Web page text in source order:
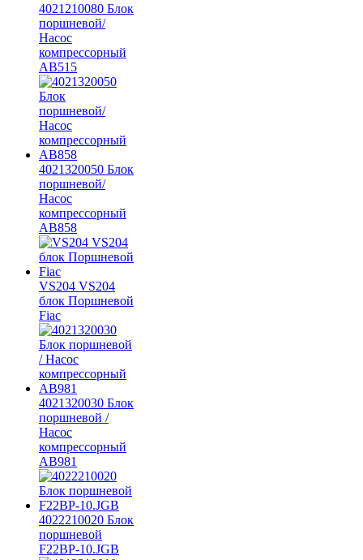
4021210080 Блок
поршневой/
Насос
компрессорный
AB515
4021320050 Блок
поршневой/
Насос
компрессорный
AB858
VS204 VS204
блок Поршневой
Fiac
4021320030 Блок
поршневой /
Насос
компрессорный
AB981
4022210020 Блок
поршневой
F22BP-10.JGB